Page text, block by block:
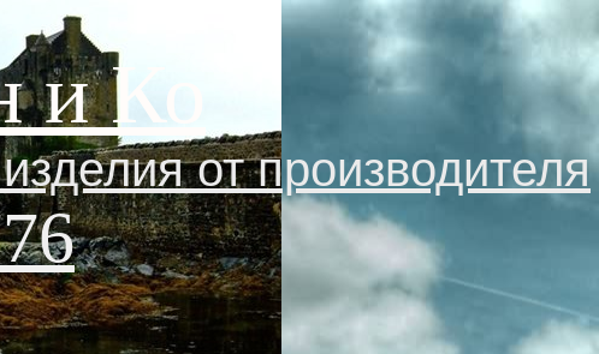
и Ко
от производителя